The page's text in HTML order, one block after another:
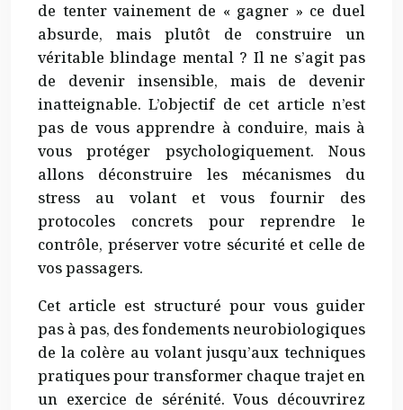
de tenter vainement de « gagner » ce duel
absurde, mais plutôt de construire un
véritable blindage mental ? Il ne s’agit pas
de devenir insensible, mais de devenir
inatteignable. L’objectif de cet article n’est
pas de vous apprendre à conduire, mais à
vous protéger psychologiquement. Nous
allons déconstruire les mécanismes du
stress au volant et vous fournir des
protocoles concrets pour reprendre le
contrôle, préserver votre sécurité et celle de
vos passagers.
Cet article est structuré pour vous guider
pas à pas, des fondements neurobiologiques
de la colère au volant jusqu’aux techniques
pratiques pour transformer chaque trajet en
un exercice de sérénité. Vous découvrirez